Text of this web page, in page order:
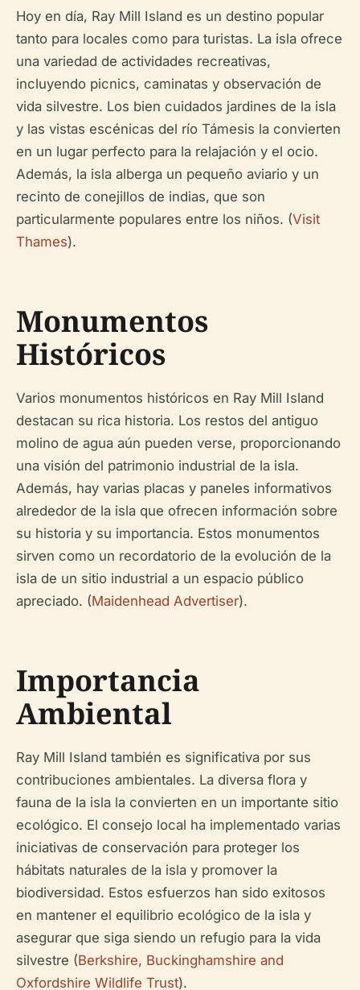
Hoy en día, Ray Mill Island es un destino popular
tanto para locales como para turistas. La isla ofrece
una variedad de actividades recreativas,
incluyendo picnics, caminatas y observación de
vida silvestre. Los bien cuidados jardines de la isla
y las vistas escénicas del río Támesis la convierten
en un lugar perfecto para la relajación y el ocio.
Además, la isla alberga un pequeño aviario y un
recinto de conejillos de indias, que son
particularmente populares entre los niños. (Visit
Thames).
Monumentos
Históricos
Varios monumentos históricos en Ray Mill Island
destacan su rica historia. Los restos del antiguo
molino de agua aún pueden verse, proporcionando
una visión del patrimonio industrial de la isla.
Además, hay varias placas y paneles informativos
alrededor de la isla que ofrecen información sobre
su historia y su importancia. Estos monumentos
sirven como un recordatorio de la evolución de la
isla de un sitio industrial a un espacio público
apreciado. (Maidenhead Advertiser).
Importancia
Ambiental
Ray Mill Island también es significativa por sus
contribuciones ambientales. La diversa flora y
fauna de la isla la convierten en un importante sitio
ecológico. El consejo local ha implementado varias
iniciativas de conservación para proteger los
hábitats naturales de la isla y promover la
biodiversidad. Estos esfuerzos han sido exitosos
en mantener el equilibrio ecológico de la isla y
asegurar que siga siendo un refugio para la vida
silvestre (Berkshire, Buckinghamshire and
Oxfordshire Wildlife Trust).